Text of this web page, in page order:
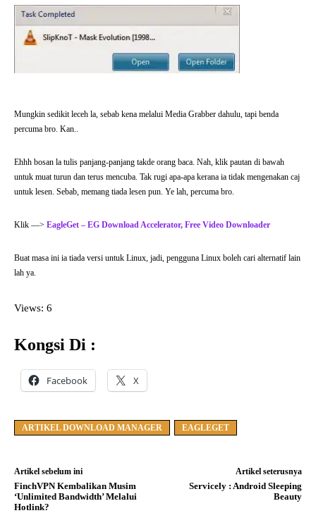
Mungkin sedikit leceh la, sebab kena melalui Media Grabber dahulu, tapi benda
percuma bro. Kan..
Ehhh bosan la tulis panjang-panjang takde orang baca. Nah, klik pautan di bawah
untuk muat turun dan terus mencuba. Tak rugi apa-apa kerana ia tidak mengenakan caj
untuk lesen. Sebab, memang tiada lesen pun. Ye lah, percuma bro.
Klik —> EagleGet – EG Download Accelerator, Free Video Downloader
Buat masa ini ia tiada versi untuk Linux, jadi, pengguna Linux boleh cari alternatif lain
lah ya.
Views: 6
Kongsi Di :
Facebook X
ARTIKEL DOWNLOAD MANAGER EAGLEGET
Artikel sebelum ini
FinchVPN Kembalikan Musim
‘Unlimited Bandwidth’ Melalui
Hotlink?
Artikel seterusnya
Servicely : Android Sleeping
Beauty